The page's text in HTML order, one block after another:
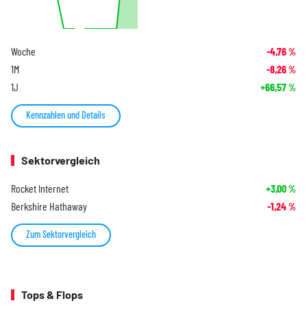
Woche -4,76%
1M -8,26%
1J +66,57%
Kennzahlen und Details
Sektorvergleich
Rocket Internet +3,00%
Berkshire Hathaway -1,24%
Zum Sektorvergleich
Tops & Flops